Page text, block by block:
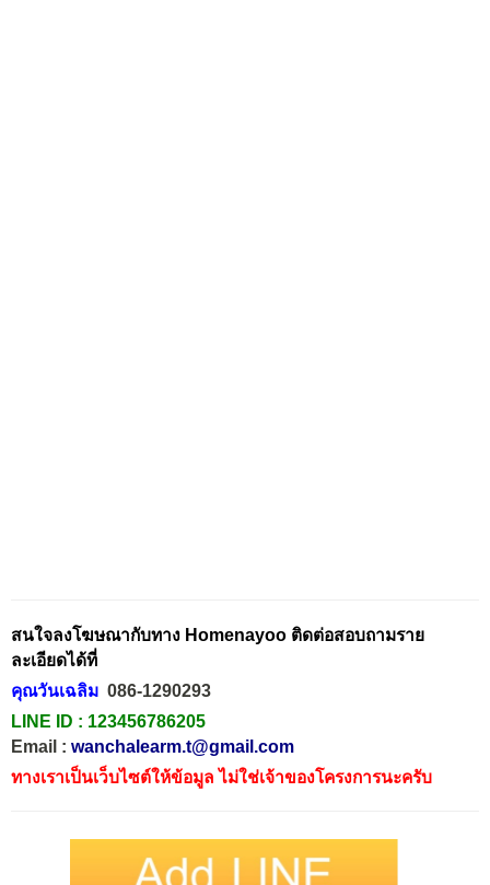
สนใจลงโฆษณากับทาง Homenayoo ติดต่อสอบถามราย
ละเอียดได้ที่
คุณวันเฉลิม 086-1290293
LINE ID : 123456786205
Email : wanchalearm.t@gmail.com
ทางเราเป็นเว็บไซต์ให้ข้อมูล ไม่ใช่เจ้าของโครงการนะครับ